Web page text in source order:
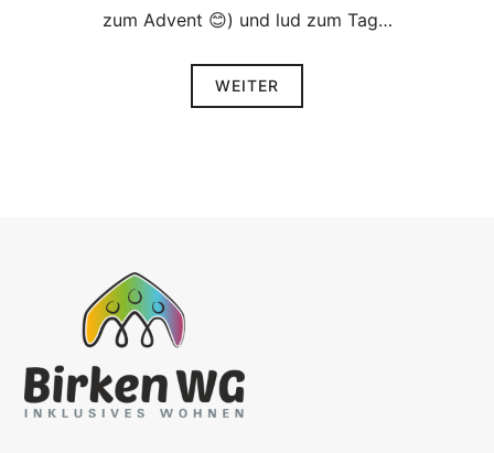
zum Advent 😊) und lud zum Tag…
WEITER